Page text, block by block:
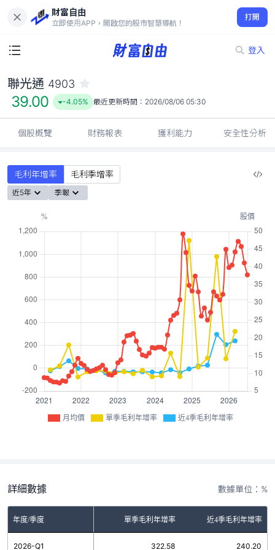
財富自由
立即使用APP，開啟您的股市智慧導航！
打開
登入
39.00
-4.05%
聯光通 4903
39.00 -4.05% 最近更新時間： 2026/08/06 05:30
個股概覽 財務報表 獲利能力 安全性分析
毛利年增率 毛利季增率
近5年 季報
月均價 單季毛利年增率 近4季毛利年增率
詳細數據 數據單位：%
年度/季度 單季毛利年增率 近4季毛利年增率
2026-Q1 322.58 240.20